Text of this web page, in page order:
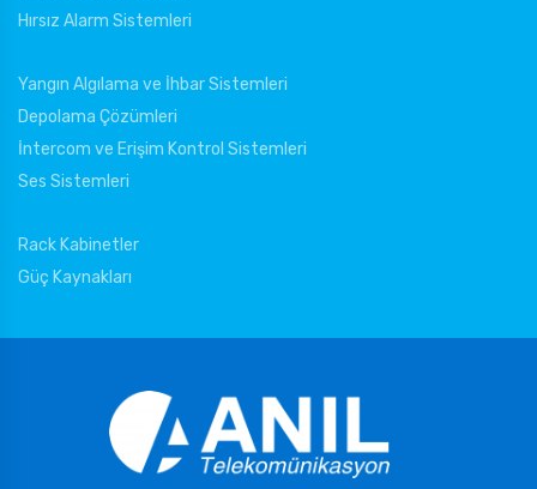
Hırsız Alarm Sistemleri
Yangın Algılama ve İhbar Sistemleri
Depolama Çözümleri
İntercom ve Erişim Kontrol Sistemleri
Ses Sistemleri
Rack Kabinetler
Güç Kaynakları